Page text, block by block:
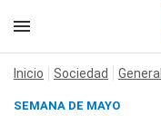
Inicio Sociedad
SEMANA DE MAYO